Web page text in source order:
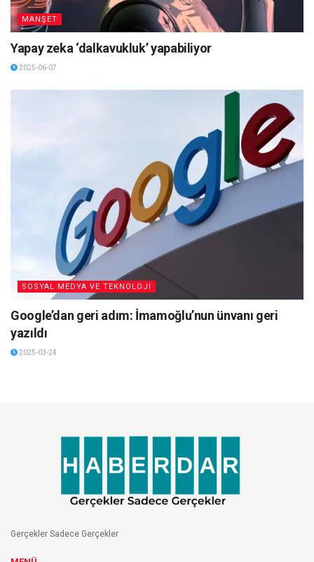
MANŞET
Yapay zeka ‘dalkavukluk’ yapabiliyor
2025-06-07
SOSYAL MEDYA VE TEKNOLOJİ
Google’dan geri adım: İmamoğlu’nun ünvanı geri
yazıldı
2025-03-24
Gerçekler Sadece Gerçekler